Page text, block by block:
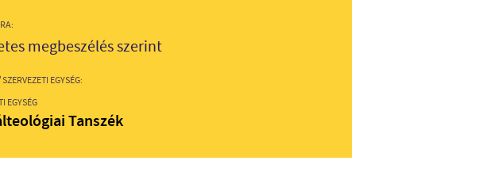
megbeszélés szerint
EGYSÉG:
EGYSÉG
Tanszék